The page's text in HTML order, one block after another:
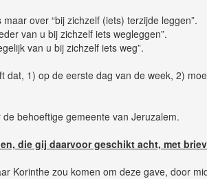
over “bij zichzelf (iets) terzijde leggen”.
van u bij zichzelf iets wegleggen”.
van u bij zichzelf iets weg”.
dat, 1) op de eerste dag van de week, 2)
behoeftige gemeente van Jeruzalem.
die gij daarvoor geschikt acht, met
Korinthe zou komen om deze gave, door